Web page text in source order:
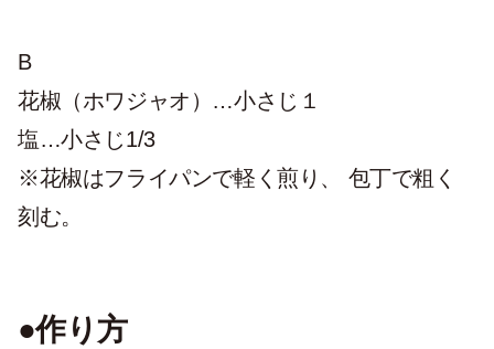
B
花椒（ホワジャオ）…小さじ１
塩…小さじ1/3
※花椒はフライパンで軽く煎り、 包丁で粗く
刻む。
●作り方